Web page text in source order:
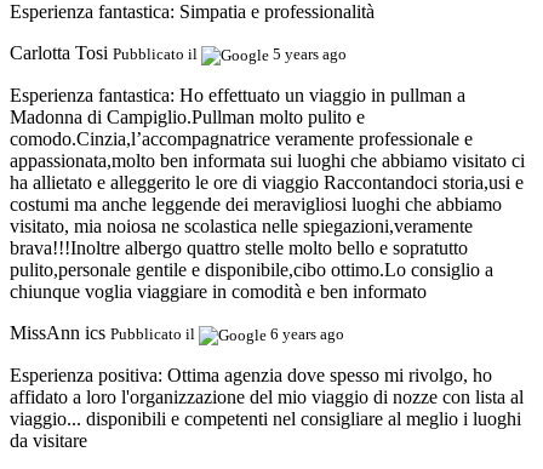
Esperienza fantastica: Simpatia e professionalità
Carlotta Tosi Pubblicato il 5 years ago
Esperienza fantastica: Ho effettuato un viaggio in pullman a
Madonna di Campiglio.Pullman molto pulito e
comodo.Cinzia,l’accompagnatrice veramente professionale e
appassionata,molto ben informata sui luoghi che abbiamo visitato ci
ha allietato e alleggerito le ore di viaggio Raccontandoci storia,usi e
costumi ma anche leggende dei meravigliosi luoghi che abbiamo
visitato, mia noiosa ne scolastica nelle spiegazioni,veramente
brava!!!Inoltre albergo quattro stelle molto bello e sopratutto
pulito,personale gentile e disponibile,cibo ottimo.Lo consiglio a
chiunque voglia viaggiare in comodità e ben informato
MissAnn ics Pubblicato il 6 years ago
Esperienza positiva: Ottima agenzia dove spesso mi rivolgo, ho
affidato a loro l'organizzazione del mio viaggio di nozze con lista al
viaggio... disponibili e competenti nel consigliare al meglio i luoghi
da visitare